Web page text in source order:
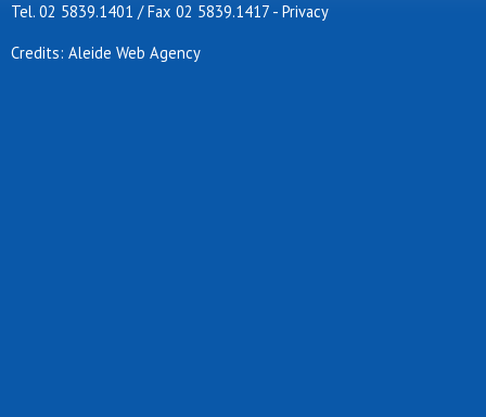
Tel. 02 5839.1401 / Fax 02 5839.1417 - Privacy
Credits: Aleide Web Agency